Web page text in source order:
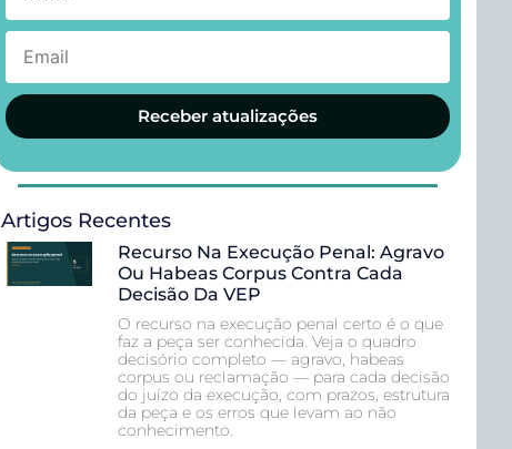
Receber atualizações
Artigos Recentes
Recurso Na Execução Penal: Agravo
Ou Habeas Corpus Contra Cada
Decisão Da VEP
O recurso na execução penal certo é o que
faz a peça ser conhecida. Veja o quadro
decisório completo — agravo, habeas
corpus ou reclamação — para cada decisão
do juízo da execução, com prazos, estrutura
da peça e os erros que levam ao não
conhecimento.